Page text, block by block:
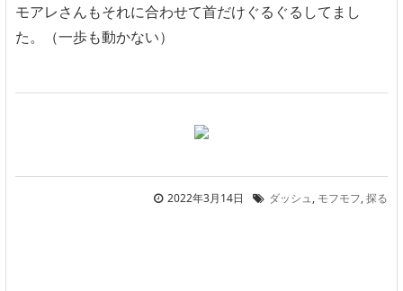
モアレさんもそれに合わせて首だけぐるぐるしてまし
た。（一歩も動かない）
2022年3月14日 ダッシュ, モフモフ,探る